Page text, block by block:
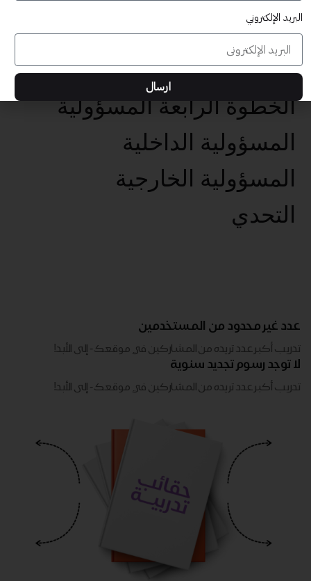
عناصر تحقيق الأهداف الخمس
تحديد الهدف الفعال
الخطوة الرابعة المسؤولية
المسؤولية الداخلية
المسؤولية الخارجية
التحدي
عدد غير محدود من المستخدمين
تدريب أكبر عدد تريده من المشاركين في موقعك - ​​إلى الأبد!
لا توجد رسوم تجديد سنوية
تدريب أكبر عدد تريده من المشاركين في موقعك - ​​إلى الأبد!
البريد الإلكتروني
ارسال